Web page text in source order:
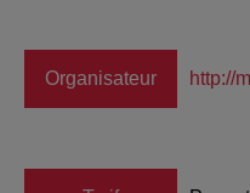
Organisateur http://